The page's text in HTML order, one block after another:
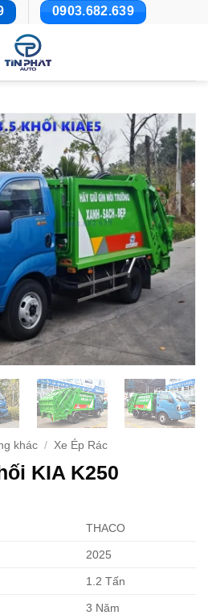
0903.682.639
khác / Xe Ép Rác
KIA K250
THACO
2025
1.2 Tấn
3 Năm